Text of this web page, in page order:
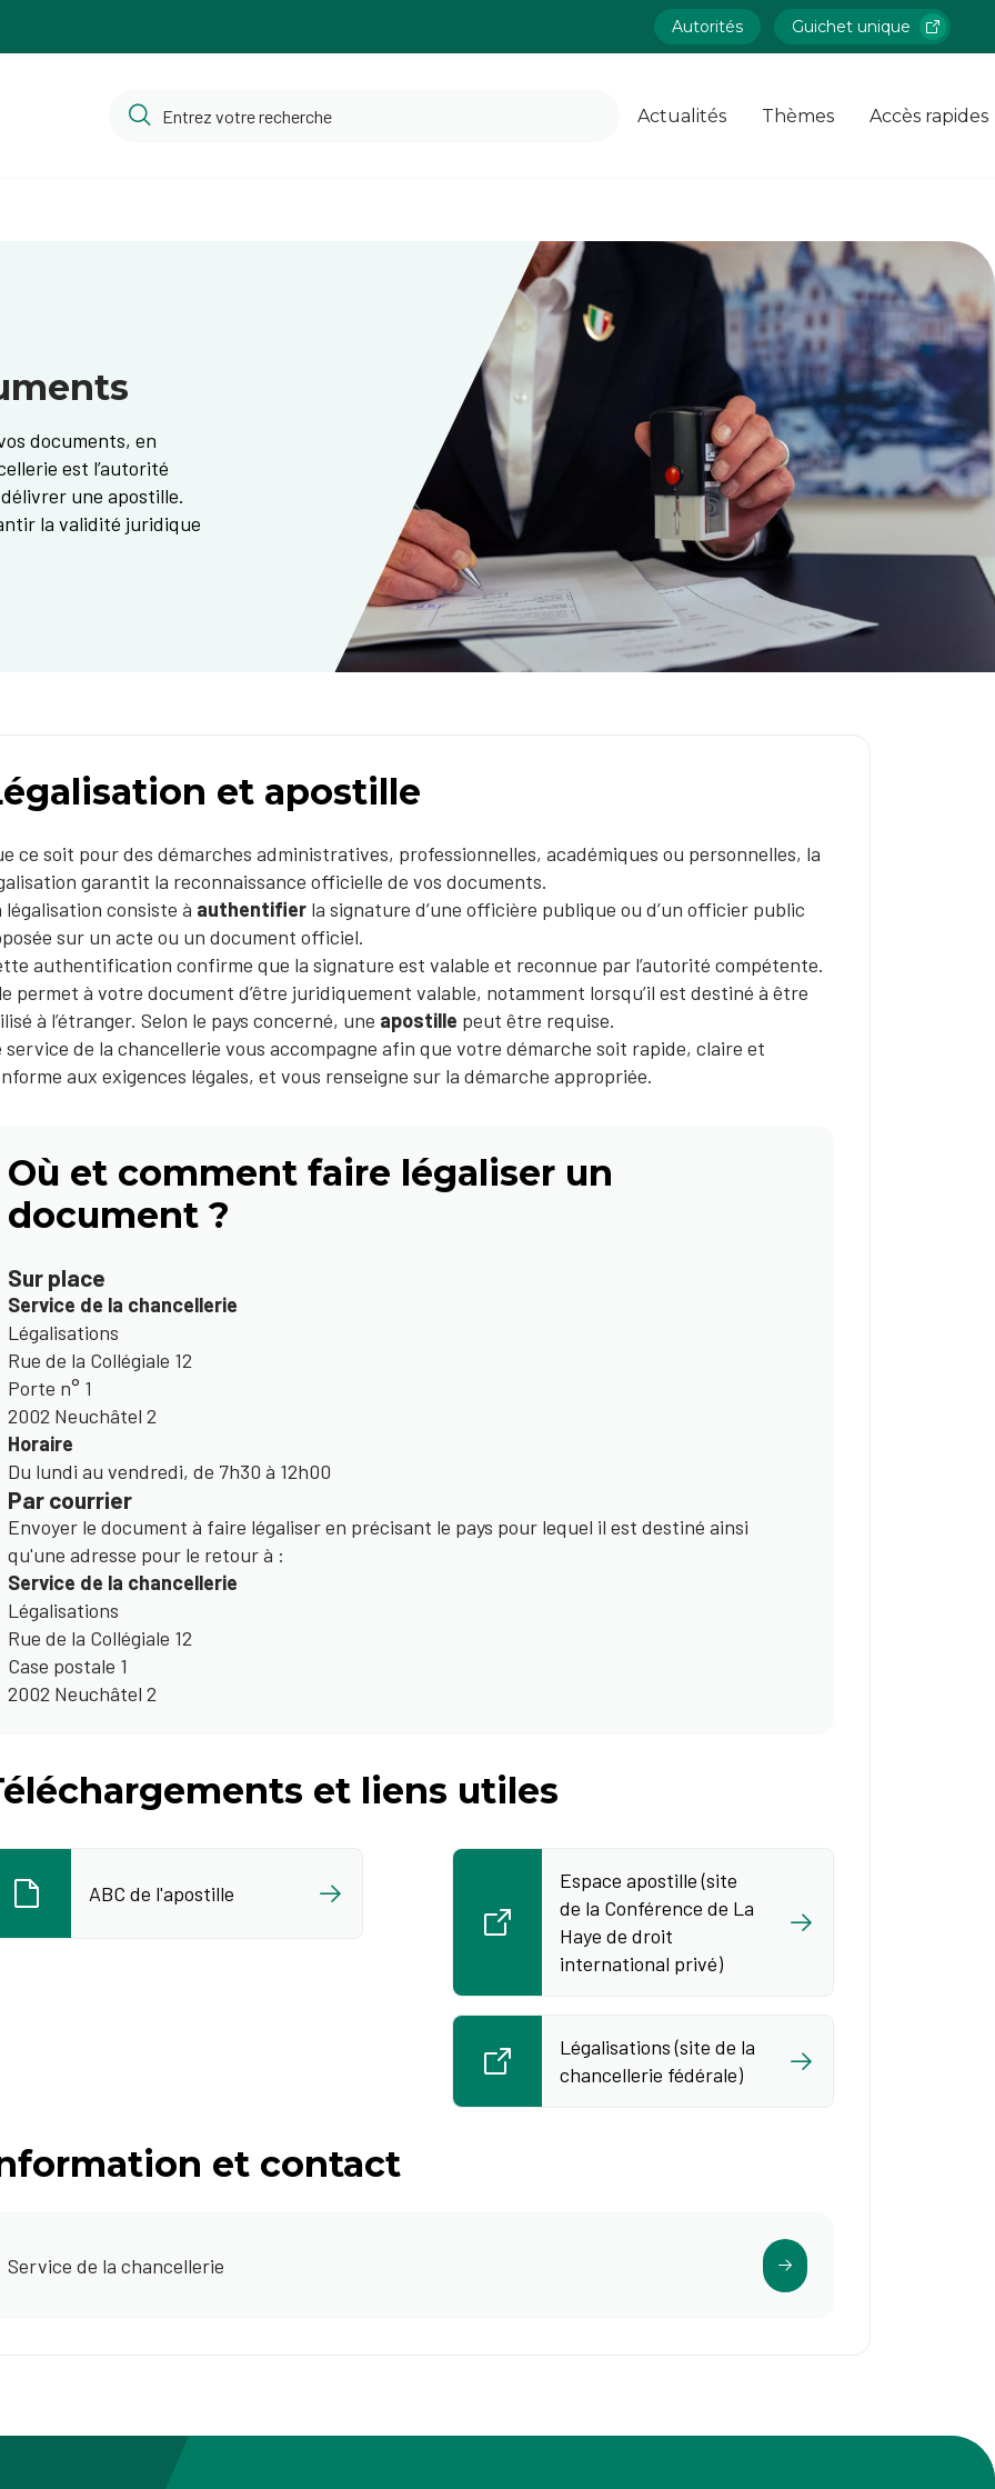
Autorités Guichet unique
Actualités Thèmes Accès rapides
documents, en
est l’autorité
une apostille.
la validité juridique
et apostille
ce soit pour des démarches administratives, professionnelles, académiques ou personnelles, la
garantit la reconnaissance officielle de vos documents.
légalisation consiste à authentifier la signature d’une officière publique ou d’un officier public
sur un acte ou un document officiel.
authentification confirme que la signature est valable et reconnue par l’autorité compétente.
permet à votre document d’être juridiquement valable, notamment lorsqu’il est destiné à être
à l’étranger. Selon le pays concerné, une apostille peut être requise.
service de la chancellerie vous accompagne afin que votre démarche soit rapide, claire et
aux exigences légales, et vous renseigne sur la démarche appropriée.
Où et comment faire légaliser un
document ?
Sur place
Service de la chancellerie
Légalisations
Rue de la Collégiale 12
Porte n° 1
2002 Neuchâtel 2
Horaire
Du lundi au vendredi, de 7h30 à 12h00
Par courrier
Envoyer le document à faire légaliser en précisant le pays pour lequel il est destiné ainsi
qu'une adresse pour le retour à :
Service de la chancellerie
Légalisations
Rue de la Collégiale 12
Case postale 1
2002 Neuchâtel 2
et liens utiles
ABC de l'apostille
Espace apostille (site
de la Conférence de La
Haye de droit
international privé)
Légalisations (site de la
chancellerie fédérale)
et contact
Service de la chancellerie